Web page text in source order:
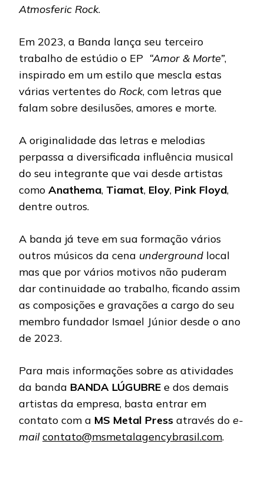
Atmosferic Rock.
Em 2023, a Banda lança seu terceiro
trabalho de estúdio o EP “Amor & Morte”,
inspirado em um estilo que mescla estas
várias vertentes do Rock, com letras que
falam sobre desilusões, amores e morte.
A originalidade das letras e melodias
perpassa a diversificada influência musical
do seu integrante que vai desde artistas
como Anathema, Tiamat, Eloy, Pink Floyd,
dentre outros.
A banda já teve em sua formação vários
outros músicos da cena underground local
mas que por vários motivos não puderam
dar continuidade ao trabalho, ficando assim
as composições e gravações a cargo do seu
membro fundador Ismael Júnior desde o ano
de 2023.
Para mais informações sobre as atividades
da banda BANDA LÚGUBRE e dos demais
artistas da empresa, basta entrar em
contato com a MS Metal Press através do e-
mail contato@msmetalagencybrasil.com.